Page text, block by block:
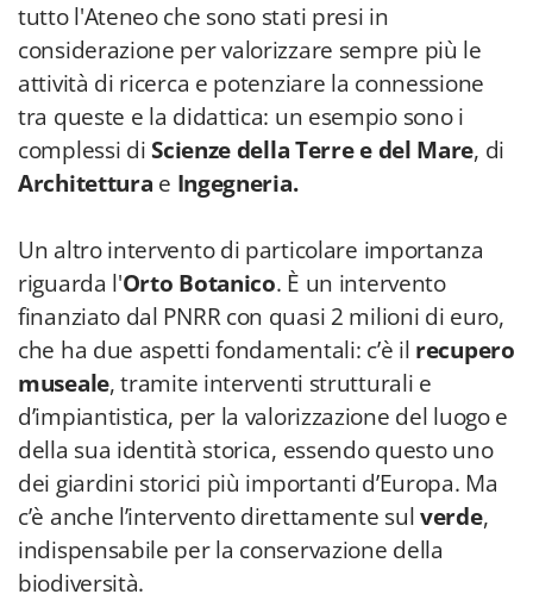
tutto l'Ateneo che sono stati presi in
considerazione per valorizzare sempre più le
attività di ricerca e potenziare la connessione
tra queste e la didattica: un esempio sono i
complessi diScienze della Terre e del Mare, di
Architettura e Ingegneria.
Un altro intervento di particolare importanza
riguarda l'Orto Botanico. È un intervento
finanziato dal PNRR con quasi 2 milioni di euro,
che ha due aspetti fondamentali: c’è il recupero
museale, tramite interventi strutturali e
d’impiantistica, per la valorizzazione del luogo e
della sua identità storica, essendo questo uno
dei giardini storici più importanti d’Europa. Ma
c’è anche l’intervento direttamente sulverde,
indispensabile per la conservazione della
biodiversità.